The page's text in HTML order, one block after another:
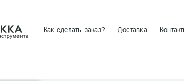
Как сделать заказ? Доставка